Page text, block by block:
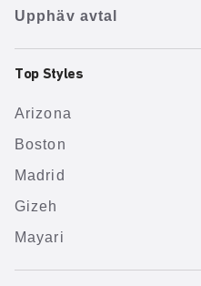
Upphäv avtal
Top Styles
Arizona
Boston
Madrid
Gizeh
Mayari